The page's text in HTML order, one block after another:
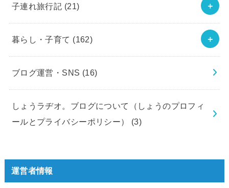
子連れ旅行記 (21)
暮らし・子育て (162)
ブログ運営・SNS (16)
しょうラヂオ。ブログについて（しょうのプロフィ
ールとプライバシーポリシー） (3)
運営者情報